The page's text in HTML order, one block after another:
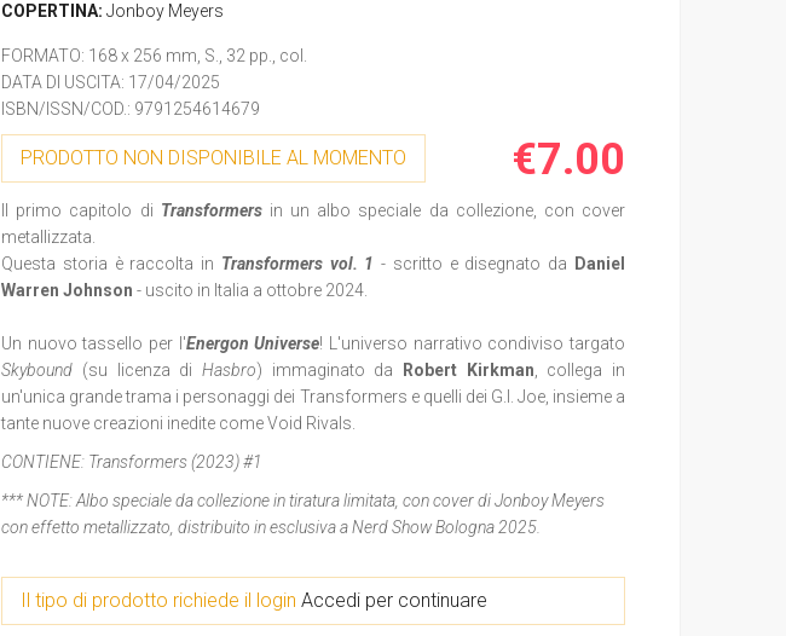
COPERTINA: Jonboy Meyers
FORMATO: 168 x 256 mm, S., 32 pp., col.
DATA DI USCITA: 17/04/2025
ISBN/ISSN/COD.: 9791254614679
PRODOTTO NON DISPONIBILE AL MOMENTO €7.00
Il primo capitolo di Transformersin un albo speciale da collezione, con cover
metallizzata.
Questa storia è raccolta in Transformers vol. 1 - scritto e disegnato da
Daniel
Warren Johnson - uscito in Italia a ottobre 2024.
Un nuovo tassello per l'Energon Universe! L'universo narrativo condiviso targato
Skybound (su licenza di Hasbro) immaginato da Robert Kirkman , collega in
un'unica grande trama i personaggi dei Transformers e quelli dei G.I. Joe, insieme a
tante nuove creazioni inedite come Void Rivals.
CONTIENE: Transformers (2023) #1
*** NOTE:Albo speciale da collezione in tiratura limitata, con cover di Jonboy Meyers
con effetto metallizzato, distribuito in esclusiva a Nerd Show Bologna 2025.
Il tipo di prodotto richiede il loginAccedi per continuare